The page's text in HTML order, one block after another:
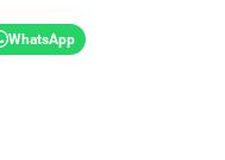
WhatsApp